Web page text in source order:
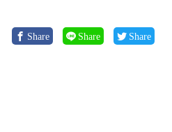
Share Share Share